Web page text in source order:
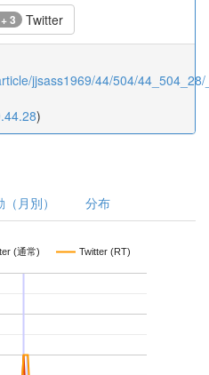
3 Twitter
jjsass1969/44/504/
)
月別） 分布
(通常) Twitter (RT)